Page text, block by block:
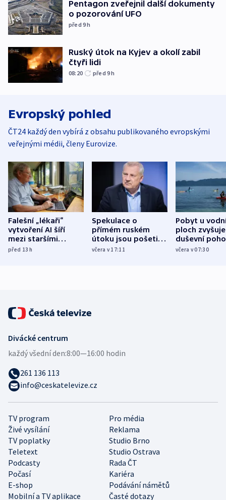
Pentagon zveřejnil další dokumenty
o pozorování UFO
před 9h
Ruský útok na Kyjev a okolí zabil
čtyři lidi
08:20 před 9h
Evropský pohled
ČT24 každý den vybírá z obsahu publikovaného evropskými
veřejnými médii, členy Eurovize.
Falešní „lékaři“
vytvoření AI šíří
mezi staršími
Poláky nebezpečné
před 13h
Spekulace o
přímém ruském
útoku jsou pošetilé,
míní estonský
včera v 17:11
Pobyt u
ploch zvyšuje
duševní
ukázala
včera v 07:30
TV program
Pro média
Živé vysílání
Reklama
TV poplatky
Studio Brno
Teletext
Studio Ostrava
Podcasty
Rada ČT
Počasí
Kariéra
E-shop
Podávání námětů
Mobilní a TV aplikace
Časté dotazy
Divácké centrum
každý všední den:8:00—16:00 hodin
261 136 113
info@ceskatelevize.cz